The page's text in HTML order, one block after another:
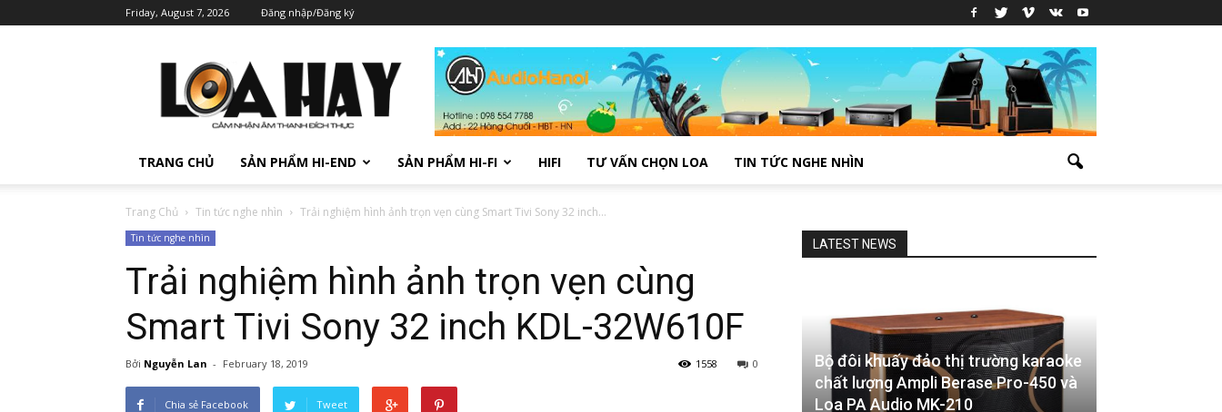
Friday, August 7, 2026 Đăng nhập/Đăng ký
TRANG CHỦ SẢN PHẨM HI-END SẢN PHẨM HI-FI HIFI TƯ VẤN CHỌN LOA TIN TỨC NGHE NHÌN
Trang Chủ Tin tức nghe nhìn Trải nghiệm hình ảnh trọn vẹn cùng Smart Tivi Sony 32 inch...
Tin tức nghe nhìn
Trải nghiệm hình ảnh trọn vẹn cùng
Smart Tivi Sony 32 inch KDL-32W610F
Bởi Nguyễn Lan - February 18, 2019 0
1558
Chia sẻ Facebook Tweet
LATEST NEWS
Bộ đôi khuấy đảo thị trường karaoke
chất lượng Ampli Berase Pro-450 và
Loa PA Audio MK-210